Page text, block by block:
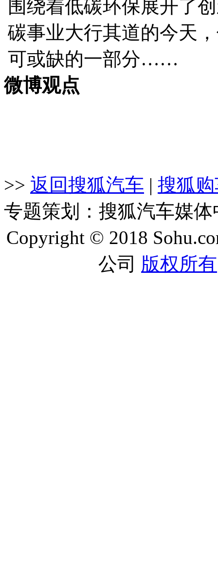
围绕着低碳环保展开了
碳事业大行其道的今天
可或缺的一部分……
微博观点
>> 返回搜狐汽车 | 搜狐
专题策划：搜狐汽车
Copyright © 2018
公司 版权所有